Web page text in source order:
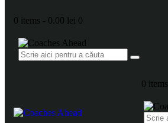
0 items - 0.00 lei 0
0 items